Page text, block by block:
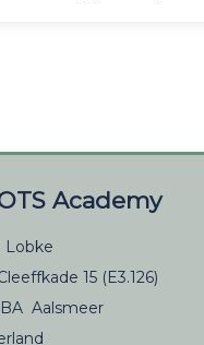
Academy
Lobke
15 (E3.126)
BA Aalsmeer